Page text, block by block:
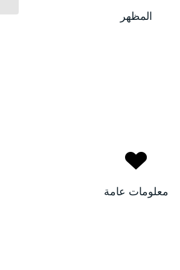
المظهر
لون الأعين:
معلومات عامة
الاسم:نادين
البلد:لبنان
العمر:٢٦